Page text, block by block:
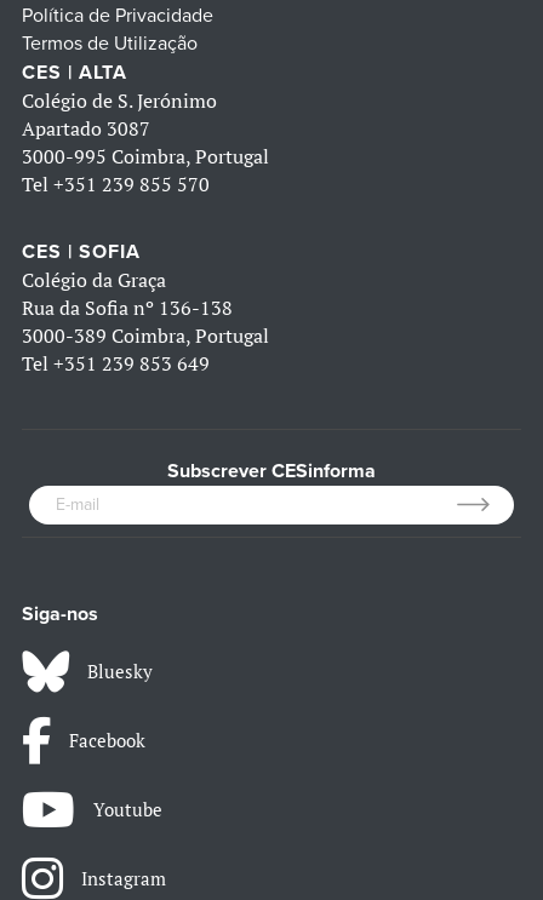
Política de Privacidade
Termos de Utilização
CES | ALTA
Colégio de S. Jerónimo
Apartado 3087
3000-995 Coimbra, Portugal
Tel +351 239 855 570
CES | SOFIA
Colégio da Graça
Rua da Sofia nº 136-138
3000-389 Coimbra, Portugal
Tel +351 239 853 649
Subscrever CESinforma
Siga-nos
Bluesky
Facebook
Youtube
Instagram